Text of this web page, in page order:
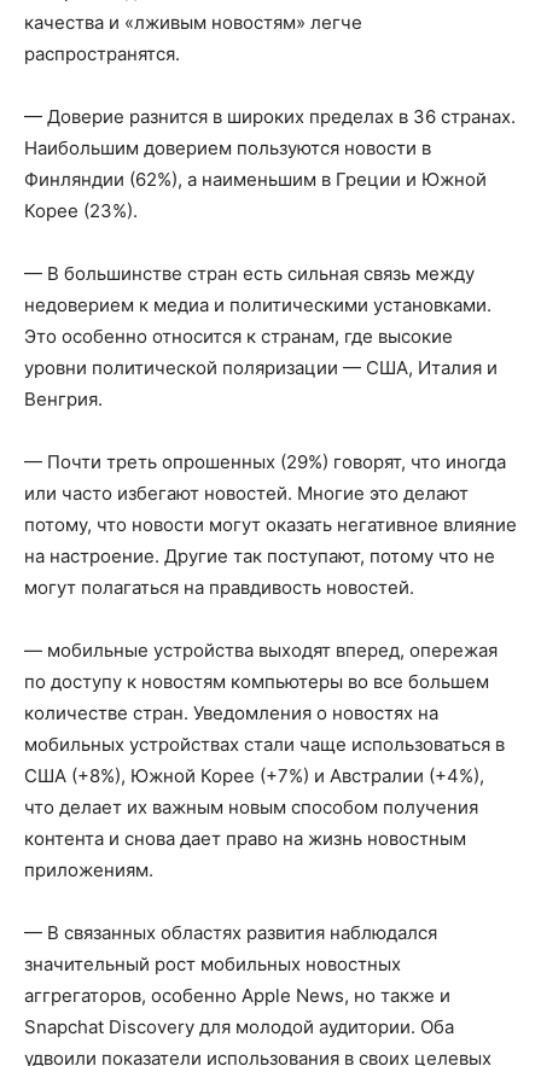
качества и «лживым новостям» легче
распространятся.
— Доверие разнится в широких пределах в 36 странах.
Наибольшим доверием пользуются новости в
Финляндии (62%), а наименьшим в Греции и Южной
Корее (23%).
— В большинстве стран есть сильная связь между
недоверием к медиа и политическими установками.
Это особенно относится к странам, где высокие
уровни политической поляризации — США, Италия и
Венгрия.
— Почти треть опрошенных (29%) говорят, что иногда
или часто избегают новостей. Многие это делают
потому, что новости могут оказать негативное влияние
на настроение. Другие так поступают, потому что не
могут полагаться на правдивость новостей.
— мобильные устройства выходят вперед, опережая
по доступу к новостям компьютеры во все большем
количестве стран. Уведомления о новостях на
мобильных устройствах стали чаще использоваться в
США (+8%), Южной Корее (+7%) и Австралии (+4%),
что делает их важным новым способом получения
контента и снова дает право на жизнь новостным
приложениям.
— В связанных областях развития наблюдался
значительный рост мобильных новостных
аггрегаторов, особенно Apple News, но также и
Snapchat Discovery для молодой аудитории. Оба
удвоили показатели использования в своих целевых